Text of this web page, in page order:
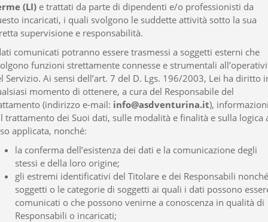
(LI) e trattati da parte di dipendenti e/o professionisti da
incaricati, i quali svolgono le suddette attività sotto la sua
supervisione e responsabilità.
comunicati potranno essere trasmessi a soggetti esterni che
funzioni strettamente connesse e strumentali
Servizio. Ai sensi dell’art. 7 del D. Lgs. 196/2003, Lei ha diritto
momento di ottenere, a cura del Responsabile del
(indirizzo e-mail: info@asdventurina.it),
trattamento dei Suoi dati, sulle modalità e finalità e sulla logica
applicata, nonché:
la conferma dell’esistenza dei dati e la comunicazione degli
stessi e della loro origine;
gli estremi identificativi del Titolare e dei Responsabili
soggetti o le categorie di soggetti ai quali i dati possono
comunicati o che possono venirne a conoscenza in qualità di
Responsabili o incaricati;